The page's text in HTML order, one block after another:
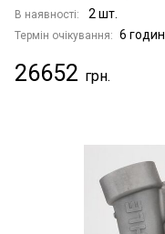
В наявності: 2 шт.
Термін очікування: 6 годин
26652